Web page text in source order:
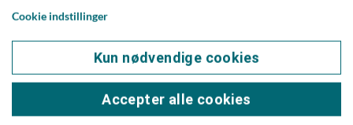
2017: Udtaget til Juniorlandsholdet Junior
2018-2020: Ti Trin Ned (souschef)
2020-2022: Formel B (souschef)
2022-2023: Formel B (køkkenchef)
Cookie indstillinger
Kun nødvendige cookies
Accepter alle cookies